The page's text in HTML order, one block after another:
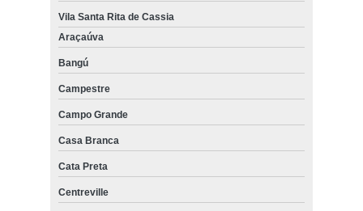
Vila Santa Rita de Cassia
Araçaúva
Bangú
Campestre
Campo Grande
Casa Branca
Cata Preta
Centreville